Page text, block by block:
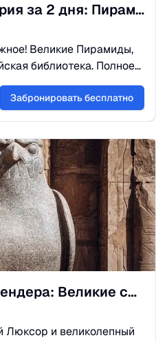
Каир и Александрия за 2 дня: Пирамиды и Средиземное море
Великие Пирамиды,
библиотека. Полное
Египта с комфортным
Забронировать бесплатно
Люксор и храм Дендера: Великие сокровища Верхнего Египта
Люксор и великолепный